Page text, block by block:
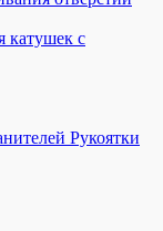
катушек с
Рукоятки
цена:
цена: